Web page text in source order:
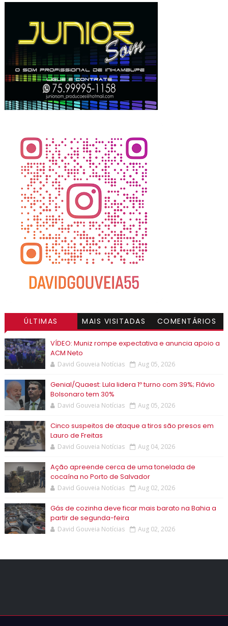
ÚLTIMAS MAIS VISITADAS COMENTÁRIOS
VÍDEO: Muniz rompe expectativa e anuncia apoio a
ACM Neto
David Gouveia Notícias Aug 05, 2026
Genial/Quaest: Lula lidera 1º turno com 39%; Flávio
Bolsonaro tem 30%
David Gouveia Notícias Aug 05, 2026
Cinco suspeitos de ataque a tiros são presos em
Lauro de Freitas
David Gouveia Notícias Aug 04, 2026
Ação apreende cerca de uma tonelada de
cocaína no Porto de Salvador
David Gouveia Notícias Aug 02, 2026
Gás de cozinha deve ficar mais barato na Bahia a
partir de segunda-feira
David Gouveia Notícias Aug 02, 2026